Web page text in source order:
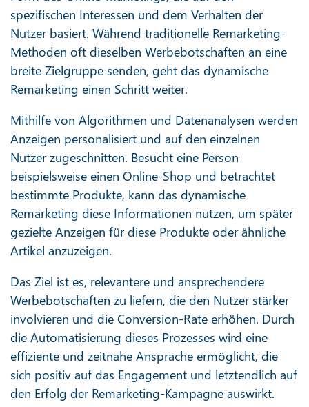
spezifischen Interessen und dem Verhalten der
Nutzer basiert. Während traditionelle Remarketing-
Methoden oft dieselben Werbebotschaften an eine
breite Zielgruppe senden, geht das dynamische
Remarketing einen Schritt weiter.
Mithilfe von Algorithmen und Datenanalysen werden
Anzeigen personalisiert und auf den einzelnen
Nutzer zugeschnitten. Besucht eine Person
beispielsweise einen Online-Shop und betrachtet
bestimmte Produkte, kann das dynamische
Remarketing diese Informationen nutzen, um später
gezielte Anzeigen für diese Produkte oder ähnliche
Artikel anzuzeigen.
Das Ziel ist es, relevantere und ansprechendere
Werbebotschaften zu liefern, die den Nutzer stärker
involvieren und die Conversion-Rate erhöhen. Durch
die Automatisierung dieses Prozesses wird eine
effiziente und zeitnahe Ansprache ermöglicht, die
sich positiv auf das Engagement und letztendlich auf
den Erfolg der Remarketing-Kampagne auswirkt.